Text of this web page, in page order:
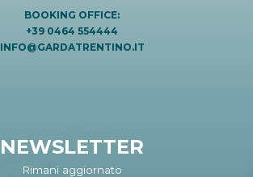
BOOKING OFFICE:
+39 0464 554444
INFO@GARDATRENTINO.IT
NEWSLETTER
Rimani aggiornato